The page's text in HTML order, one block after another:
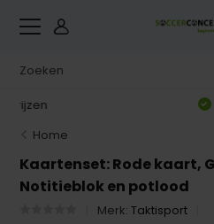
Zorgvuldig
Home
Kaartenset: Rode kaart,
Notitieblok en potlood
Merk:Taktisport